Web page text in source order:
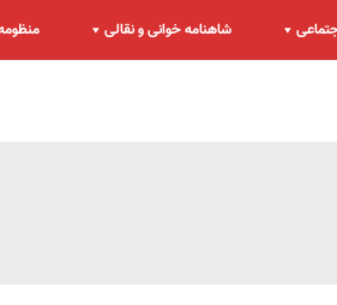
شاهنامه خوانی و نقالی